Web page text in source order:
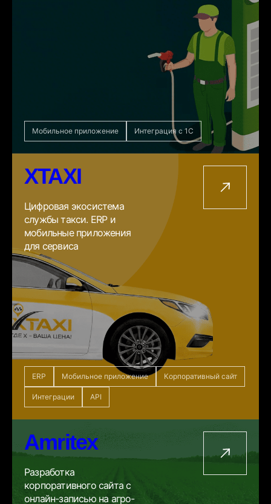
Мобильное приложение Интеграция с 1С
XTAXI
Цифровая экосистема
службы такси. ERP и
мобильные приложения
для сервиса
ERP Мобильное приложение Корпоративный сайт
Интеграции API
Amritex
Разработка
корпоративного сайта с
онлайн-записью на агро-